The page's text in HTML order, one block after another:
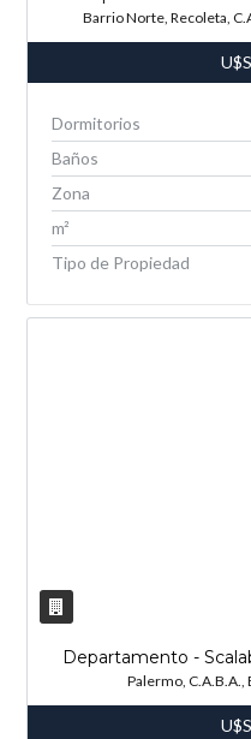
Barrio Norte, Recoleta,
U$S
Dormitorios
Baños
Zona
m²
Tipo de Propiedad
Departamento -
Palermo,
U$S